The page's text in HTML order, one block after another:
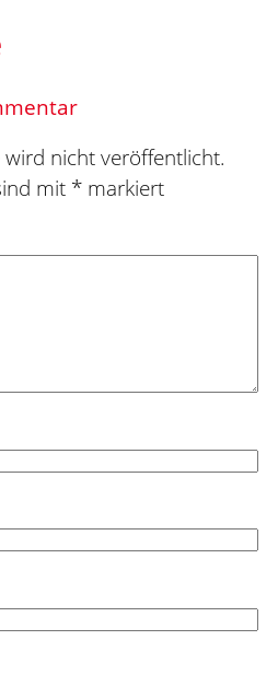
wird nicht veröffentlicht.
mit * markiert